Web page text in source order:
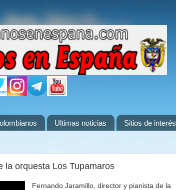
Ultimas noticias Sitios de interés
la orquesta Los Tupamaros
Fernando Jaramillo, director y pianista de la